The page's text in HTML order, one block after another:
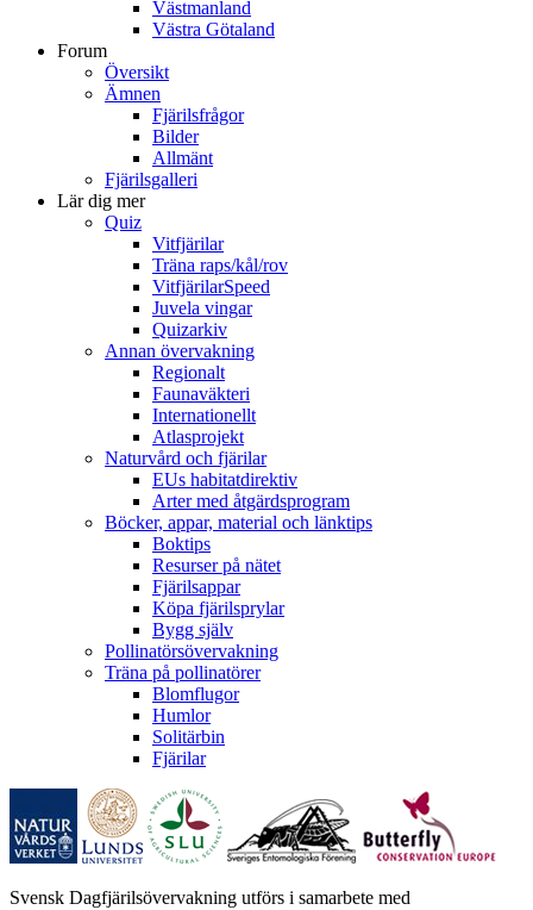
Västmanland
Västra Götaland
Forum
Översikt
Ämnen
Fjärilsfrågor
Bilder
Allmänt
Fjärilsgalleri
Lär dig mer
Quiz
Vitfjärilar
Träna raps/kål/rov
VitfjärilarSpeed
Juvela vingar
Quizarkiv
Annan övervakning
Regionalt
Faunaväkteri
Internationellt
Atlasprojekt
Naturvård och fjärilar
EUs habitatdirektiv
Arter med åtgärdsprogram
Böcker, appar, material och länktips
Boktips
Resurser på nätet
Fjärilsappar
Köpa fjärilsprylar
Bygg själv
Pollinatörsövervakning
Träna på pollinatörer
Blomflugor
Humlor
Solitärbin
Fjärilar
Svensk Dagfjärilsövervakning utförs i samarbete med